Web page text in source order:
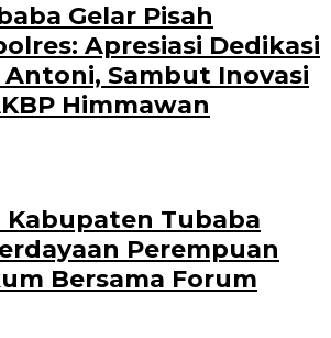
Gelar Pisah
Apresiasi Dedikasi
Antoni, Sambut Inovasi
Himmawan
Tubaba
Perempuan
Bersama Forum